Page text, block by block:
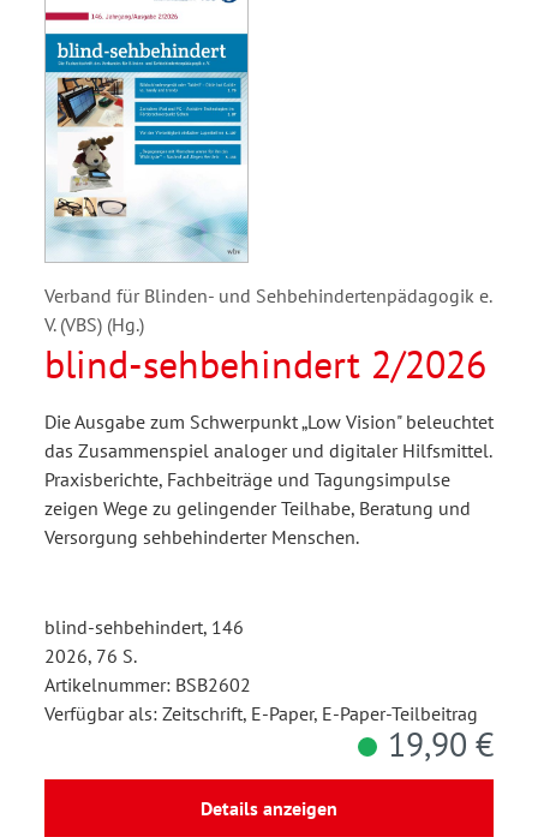
Verband für Blinden- und Sehbehindertenpädagogik e.
V. (VBS) (Hg.)
blind-sehbehindert 2/2026
Die Ausgabe zum Schwerpunkt „Low Vision" beleuchtet
das Zusammenspiel analoger und digitaler Hilfsmittel.
Praxisberichte, Fachbeiträge und Tagungsimpulse
zeigen Wege zu gelingender Teilhabe, Beratung und
Versorgung sehbehinderter Menschen.
blind-sehbehindert, 146
2026, 76 S.
Artikelnummer: BSB2602
Verfügbar als: Zeitschrift, E-Paper, E-Paper-Teilbeitrag
19,90 €
Details anzeigen